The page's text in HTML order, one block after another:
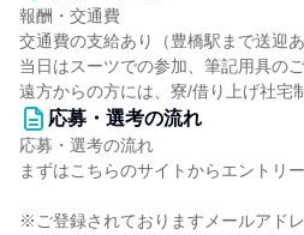
報酬・交通費
交通費の支給あり（豊橋駅まで送迎あ
当日はスーツでの参加、筆記用具の
遠方からの方には、寮/借り上げ社宅
応募・選考の流れ
応募・選考の流れ
まずはこちらのサイトからエントリ
※ご登録されておりますメールアド